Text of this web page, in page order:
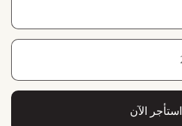
استأجر الآن